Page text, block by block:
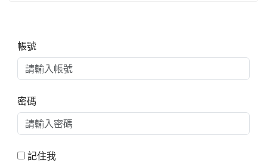
帳號
密碼
記住我